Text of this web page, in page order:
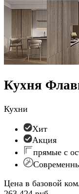
Кухня
Кухни
Хит
Акция
прямые с
Цена в базовой